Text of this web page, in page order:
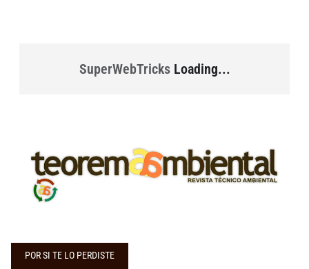
SuperWebTricksLoading...
POR SI TE LO PERDISTE